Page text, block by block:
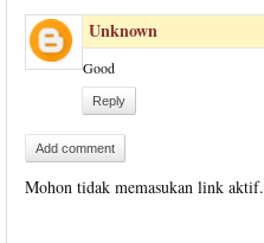
Unknown
Good
Reply
Add comment
Mohon tidak memasukan link aktif.